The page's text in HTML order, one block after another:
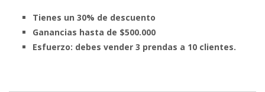
Tienes un 30% de descuento
Ganancias hasta de $500.000
Esfuerzo: debes vender 3 prendas a 10 clientes.